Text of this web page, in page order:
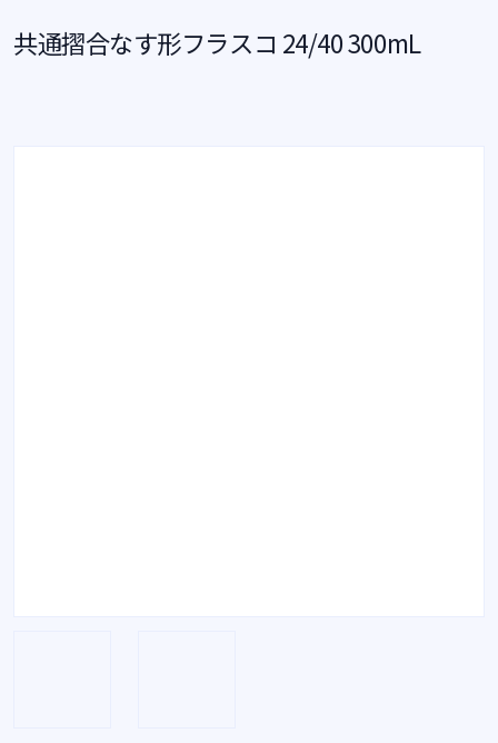
共通摺合なす形フラスコ 24/40 300mL